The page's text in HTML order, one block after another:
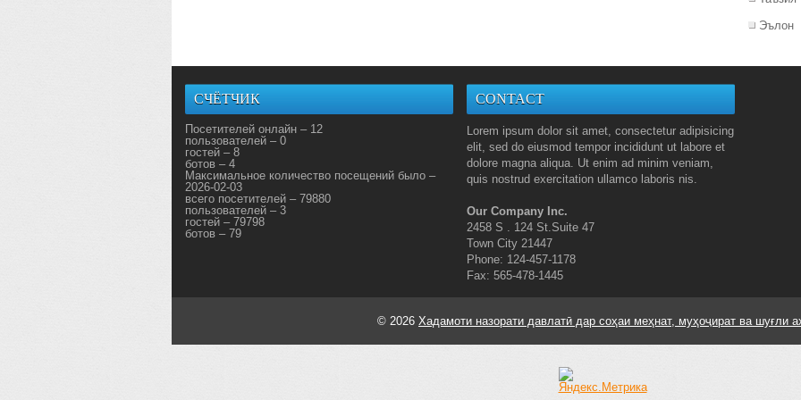
Эълон
СЧЁТЧИК
Посетителей онлайн – 12
пользователей – 0
гостей – 8
ботов – 4
Максимальное количество посещений было –
2026-02-03
всего посетителей – 79880
пользователей – 3
гостей – 79798
ботов – 79
CONTACT
Lorem ipsum dolor sit amet, consectetur adipisicing
elit, sed do eiusmod tempor incididunt ut labore et
dolore magna aliqua. Ut enim ad minim veniam,
quis nostrud exercitation ullamco laboris nis.
Our Company Inc.
2458 S . 124 St.Suite 47
Town City 21447
Phone: 124-457-1178
Fax: 565-478-1445
© 2026 Хадамоти назорати давлатӣ дар соҳаи меҳнат, муҳоҷират ва шуғли